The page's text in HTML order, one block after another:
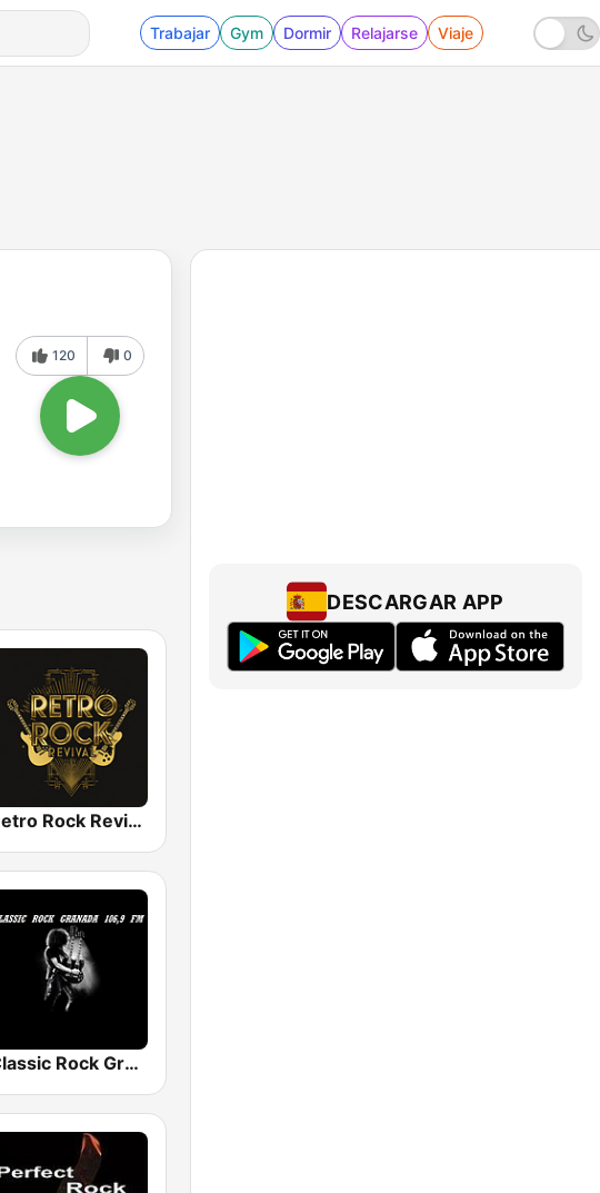
Trabajar Gym Dormir Relajarse Viaje
120 0
Retro Rock Revival
Classic Rock Granada
DESCARGAR APP